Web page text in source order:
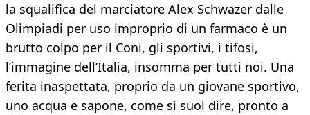
la squalifica del marciatore Alex Schwazer dalle
Olimpiadi per uso improprio di un farmaco è un
brutto colpo per il Coni, gli sportivi, i tifosi,
l’immagine dell’Italia, insomma per tutti noi. Una
ferita inaspettata, proprio da un giovane sportivo,
uno acqua e sapone, come si suol dire, pronto a